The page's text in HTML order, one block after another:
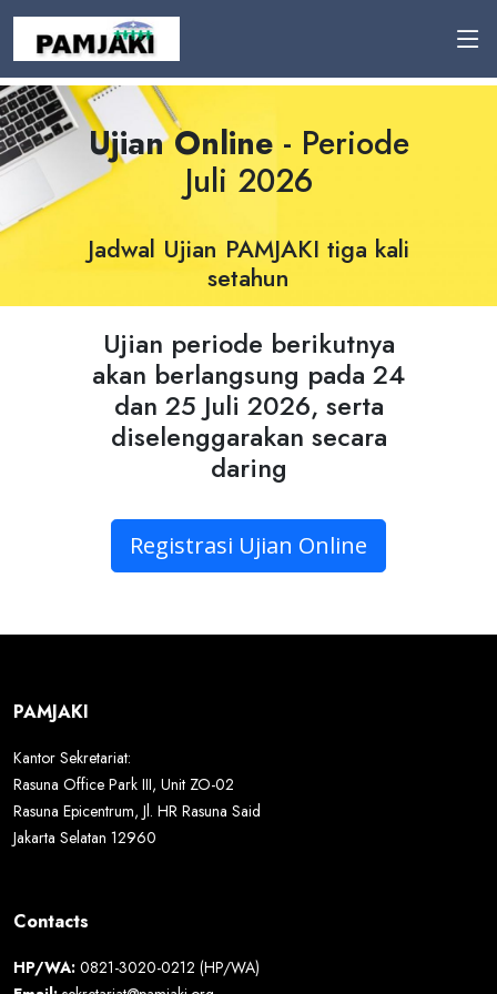
Ujian Online- Periode
Juli 2026
Jadwal Ujian PAMJAKI tiga kali
setahun
Ujian periode berikutnya
akan berlangsung pada 24
dan 25 Juli 2026, serta
diselenggarakan secara
daring
Registrasi Ujian Online
Previous
PAMJAKI
Kantor Sekretariat:
Rasuna Office Park III, Unit ZO-02
Rasuna Epicentrum, Jl. HR Rasuna Said
Jakarta Selatan 12960
Contacts
HP/WA: 0821-3020-0212 (HP/WA)